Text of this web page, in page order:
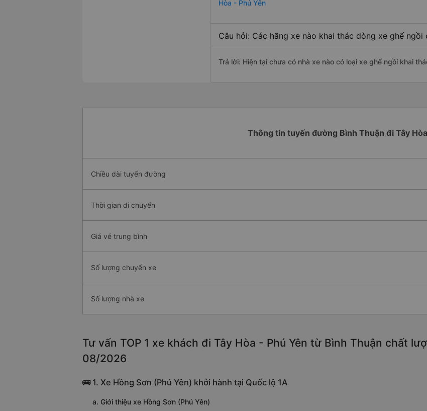
Hòa - Phú Yên
Câu hỏi: Các hãng xe nào khai thác dòng xe ghế ngồi
Trả lời: Hiện tại chưa có nhà xe nào có loại xe ghế ngồi khai
Thông tin tuyến đường Bình Thuận đi Tây Hòa
Chiều dài tuyến đường
Thời gian di chuyển
Giá vé trung bình
Số lượng chuyến xe
Số lượng nhà xe
Tư vấn TOP 1 xe khách đi Tây Hòa - Phú Yên từ Bình Thuận chất
08/2026
🚌 1. Xe Hồng Sơn (Phú Yên) khởi hành tại Quốc lộ 1A
a. Giới thiệu xe Hồng Sơn (Phú Yên)